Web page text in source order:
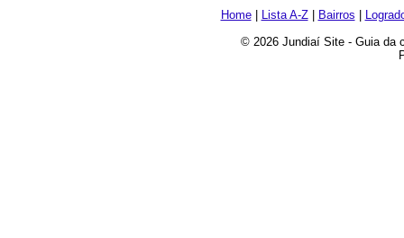
Home| Lista A-Z| Bairros
© 2026 Jundiaí Site - Guia da